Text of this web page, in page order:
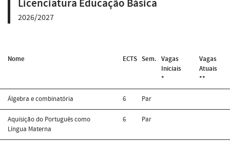
Licenciatura Educação Básica
2026/2027
Nome ECTS Sem. Vagas
Iniciais
*
Vagas
Atuais
**
Álgebra e combinatória 6 Par
Aquisição do Português como
Língua Materna
6 Par